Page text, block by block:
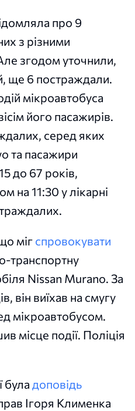
про 9
з різними
згодом уточнили,
ще 6 постраждали.
мікроавтобуса
його пасажирів.
серед яких
та пасажири
до 67 років,
на 11:30 у лікарні
міг спровокувати
транспортну
Nissan Murano. За
він виїхав на смугу
мікроавтобусом.
місце події. Поліція
була доповідь
Ігоря Клименка